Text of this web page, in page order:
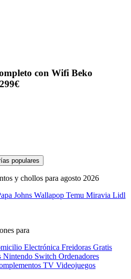
con Wifi Beko
populares
y chollos para agosto 2026
Johns Wallapop Temu Miravia Lidl
para
Electrónica Freidoras Gratis
Nintendo Switch Ordenadores
TV Videojuegos